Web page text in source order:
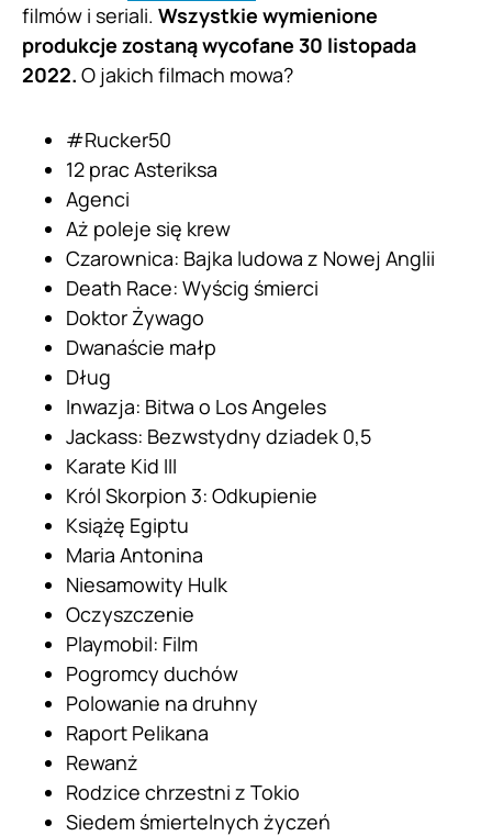
filmów i seriali. Wszystkie wymienione
produkcje zostaną wycofane 30 listopada
2022. O jakich filmach mowa?
#Rucker50
12 prac Asteriksa
Agenci
Aż poleje się krew
Czarownica: Bajka ludowa z Nowej Anglii
Death Race: Wyścig śmierci
Doktor Żywago
Dwanaście małp
Dług
Inwazja: Bitwa o Los Angeles
Jackass: Bezwstydny dziadek 0,5
Karate Kid III
Król Skorpion 3: Odkupienie
Książę Egiptu
Maria Antonina
Niesamowity Hulk
Oczyszczenie
Playmobil: Film
Pogromcy duchów
Polowanie na druhny
Raport Pelikana
Rewanż
Rodzice chrzestni z Tokio
Siedem śmiertelnych życzeń